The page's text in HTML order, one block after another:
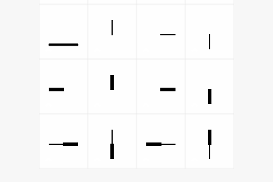
╵ ╶
╷
╸
╹ ╺
╻
╼
╽ ╾ ╿